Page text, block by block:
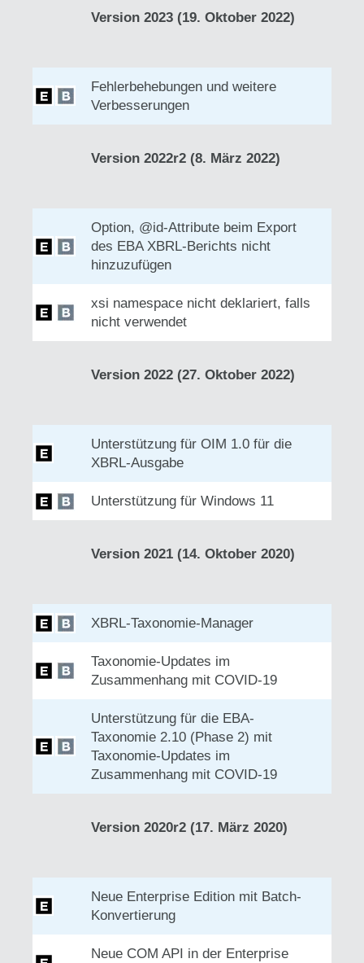
Version 2023 (19. Oktober 2022)
Fehlerbehebungen und weitere
Verbesserungen
Version 2022r2 (8. März 2022)
Option, @id-Attribute beim Export
des EBA XBRL-Berichts nicht
hinzuzufügen
xsi namespace nicht deklariert, falls
nicht verwendet
Version 2022 (27. Oktober 2022)
Unterstützung für OIM 1.0 für die
XBRL-Ausgabe
Unterstützung für Windows 11
Version 2021 (14. Oktober 2020)
XBRL-Taxonomie-Manager
Taxonomie-Updates im
Zusammenhang mit COVID-19
Unterstützung für die EBA-
Taxonomie 2.10 (Phase 2) mit
Taxonomie-Updates im
Zusammenhang mit COVID-19
Version 2020r2 (17. März 2020)
Neue Enterprise Edition mit Batch-
Konvertierung
Neue COM API in der Enterprise